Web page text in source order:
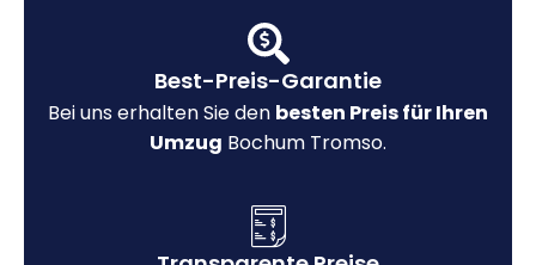
Best-Preis-Garantie
Bei uns erhalten Sie den besten Preis für Ihren
Umzug Bochum Tromso.